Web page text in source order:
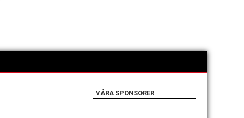
VÅRA SPONSORER